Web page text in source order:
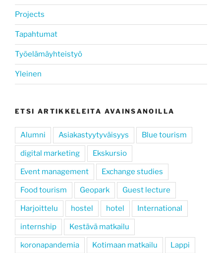
Projects
Tapahtumat
Työelämäyhteistyö
Yleinen
ETSI ARTIKKELEITA AVAINSANOILLA
Alumni Asiakastyytyväisyys Blue tourism
digital marketing Ekskursio
Event management Exchange studies
Food tourism Geopark Guest lecture
Harjoittelu hostel hotel International
internship Kestävä matkailu
koronapandemia Kotimaan matkailu Lappi